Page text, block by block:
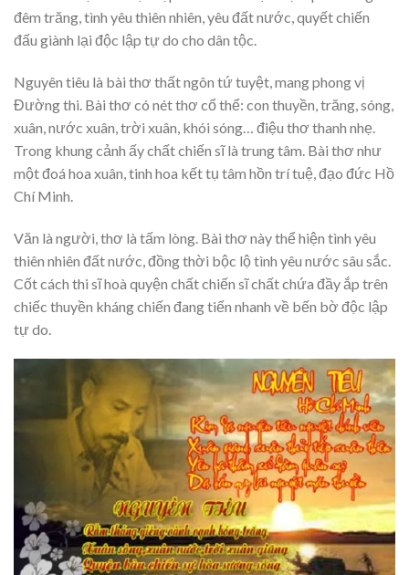
đêm trăng, tình yêu thiên nhiên, yêu đất nước, quyết chiến
đấu giành lại độc lập tự do cho dân tộc.
Nguyên tiêu là bài thơ thất ngôn tứ tuyệt, mang phong vị
Đường thi. Bài thơ có nét thơ cổ thể: con thuyền, trăng, sóng,
xuân, nước xuân, trời xuân, khói sóng… điệu thơ thanh nhẹ.
Trong khung cảnh ấy chất chiến sĩ là trung tâm. Bài thơ như
một đoá hoa xuân, tinh hoa kết tụ tâm hồn trí tuệ, đạo đức Hồ
Chí Minh.
Văn là người, thơ là tấm lòng. Bài thơ này thể hiện tình yêu
thiên nhiên đất nước, đồng thời bộc lộ tình yêu nước sâu sắc.
Cốt cách thi sĩ hoà quyện chất chiến sĩ chất chứa đầy ắp trên
chiếc thuyền kháng chiến đang tiến nhanh về bến bờ độc lập
tự do.